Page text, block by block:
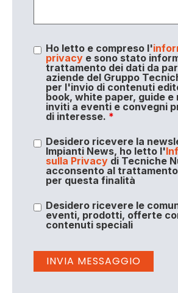
Ho letto e compreso l'
privacye sono stato
trattamento dei dati da
aziende del Gruppo
per l'invio di contenuti
book, white paper, guide e
inviti a eventi e convegni
di interesse. *
Desidero ricevere la
Impianti News, ho letto l'
sulla Privacydi Tecniche
acconsento al
per questa finalità
Desidero ricevere le
eventi, prodotti, offerte
contenuti speciali